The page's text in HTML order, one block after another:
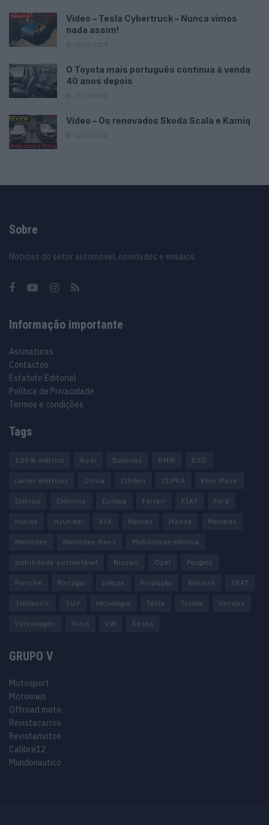
Vídeo – Tesla Cybertruck – Nunca vimos
nada assim!
O Toyota mais português continua à venda
40 anos depois
Vídeo – Os renovados Skoda Scala e Kamiq
Sobre
Noticias do setor automóvel, novidades e ensaios.
Informação importante
Assinaturas
Contactos
Estatuto Editorial
Política de Privacidade
Termos e condições
Tags
100% elétrico Audi Baterias BMW BYD
carros elétricos China Citröen CUPRA Elon Musk
Elétrico Elétricos Europa Ferrari FIAT Ford
Honda Hyundai KIA Marcas Mazda Mercado
Mercedes Mercedes-Benz Mobilidade elétrica
mobilidade sustentável Nissan Opel Peugeot
Porsche Portugal preços Produção Renault SEAT
Stellantis SUV tecnologia Tesla Toyota Vendas
Volkswagen Volvo VW Škoda
GRUPO V
Motosport
Motomais
Offroad moto
Revistacarros
Revistamotos
Calibre12
Mundonautico